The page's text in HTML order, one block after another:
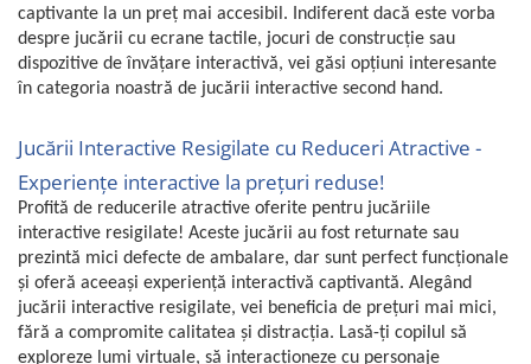
captivante la un preț mai accesibil. Indiferent dacă este vorba
despre jucării cu ecrane tactile, jocuri de construcție sau
dispozitive de învățare interactivă, vei găsi opțiuni interesante
în categoria noastră de jucării interactive second hand.
Jucării Interactive Resigilate cu Reduceri Atractive -
Experiențe interactive la prețuri reduse!
Profită de reducerile atractive oferite pentru jucăriile
interactive resigilate! Aceste jucării au fost returnate sau
prezintă mici defecte de ambalare, dar sunt perfect funcționale
și oferă aceeași experiență interactivă captivantă. Alegând
jucării interactive resigilate, vei beneficia de prețuri mai mici,
fără a compromite calitatea și distracția. Lasă-ți copilul să
exploreze lumi virtuale, să interacționeze cu personaje